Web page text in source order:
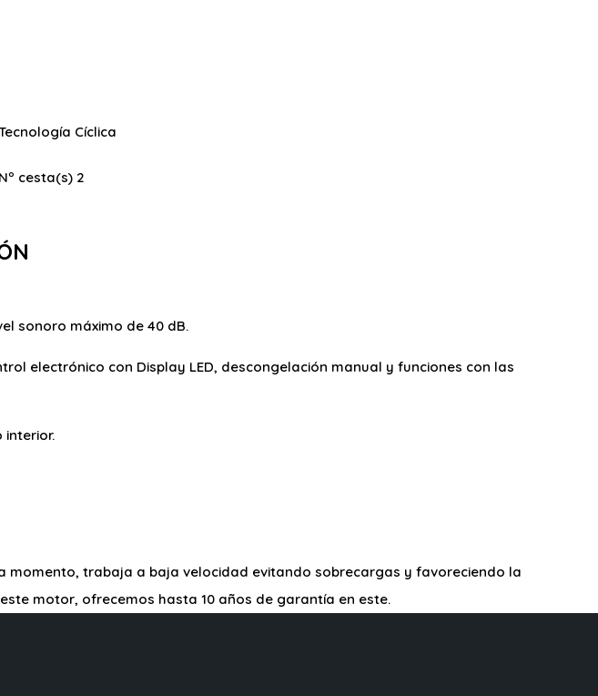
Cíclica
Nº cesta(s) 2
sonoro máximo de 40 dB.
electrónico con Display LED, descongelación manual y funciones con las
interior.
momento, trabaja a baja velocidad evitando sobrecargas y favoreciendo la
motor, ofrecemos hasta 10 años de garantía en este.